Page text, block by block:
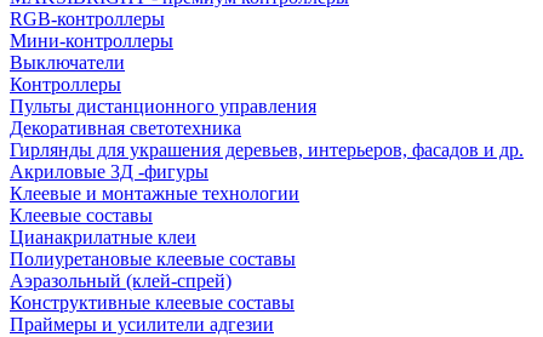
RGB-контроллеры
Мини-контроллеры
Выключатели
Контроллеры
Пульты дистанционного управления
Декоративная светотехника
Гирлянды для украшения деревьев, интерьеров, фасадов и др.
Акриловые 3Д -фигуры
Клеевые и монтажные технологии
Клеевые составы
Цианакрилатные клеи
Полиуретановые клеевые составы
Аэразольный (клей-спрей)
Конструктивные клеевые составы
Праймеры и усилители адгезии